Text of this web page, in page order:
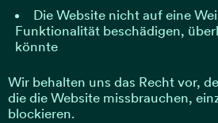
Die Website nicht auf eine
Funktionalität beschädigen,
könnte
Wir behalten uns das Recht vor,
die die Website missbrauchen,
blockieren.